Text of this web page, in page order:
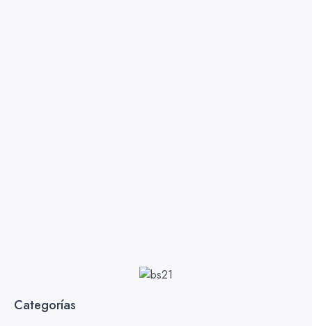
Categorías